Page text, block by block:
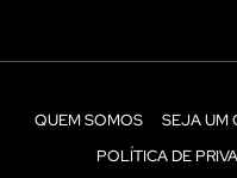
QUEM SOMOS SEJA UM
POLÍTICA DE